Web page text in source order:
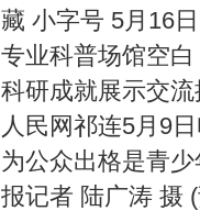
藏 小字号 5月16
专业科普场馆空
科研成就展示交
人民网祁连5月9
为公众出格是青
报记者 陆广涛 摄